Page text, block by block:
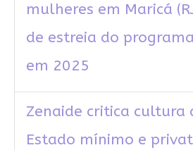
mulheres em Maricá
de estreia do
em 2025
Zenaide critica cultura
Estado mínimo e